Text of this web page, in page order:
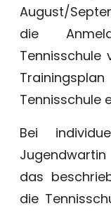
August/
die
Tennisschule
Tennisschule
Bei
das
die